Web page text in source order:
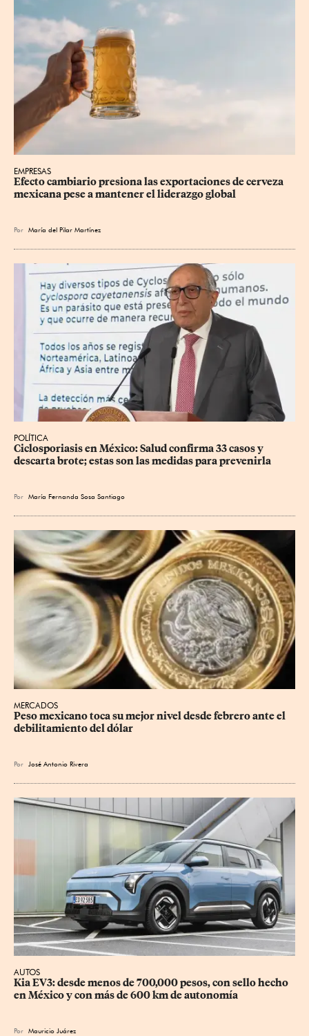
EMPRESAS
Efecto cambiario presiona las exportaciones de cerveza
mexicana pese a mantener el liderazgo global
Por María del Pilar Martínez
POLÍTICA
Ciclosporiasis en México: Salud confirma 33 casos y
descarta brote; estas son las medidas para prevenirla
Por María Fernanda Sosa Santiago
MERCADOS
Peso mexicano toca su mejor nivel desde febrero ante el
debilitamiento del dólar
Por José Antonio Rivera
AUTOS
Kia EV3: desde menos de 700,000 pesos, con sello hecho
en México y con más de 600 km de autonomía
Por Mauricio Juárez